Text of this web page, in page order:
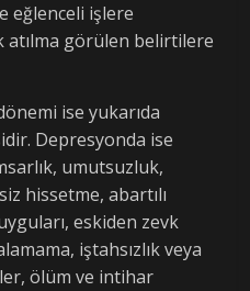
eğlenceli işlere
atılma görülen belirtilere
ise yukarıda
Depresyonda ise
umutsuzluk,
hissetme, abartılı
eskiden zevk
iştahsızlık veya
ölüm ve intihar